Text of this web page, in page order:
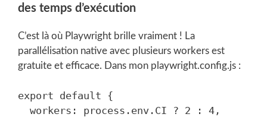
des temps d’exécution
C’est là où Playwright brille vraiment ! La
parallélisation native avec plusieurs workers est
gratuite et efficace. Dans mon playwright.config.js :
export default {